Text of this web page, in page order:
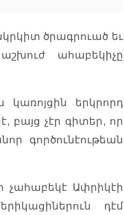
ծրագրուած եւ
ահաբեկիչը
կառոյցին երկրորդ
բայց չէր գիտեր, որ
գործունէութեան
չահաբեկէ Ափրիկէի
դէմ